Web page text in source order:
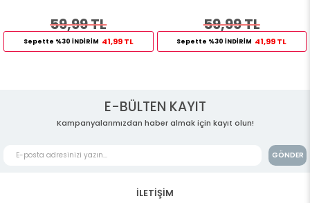
59,99 TL
Sepette %30 İNDİRİM 41,99 TL
59,99 TL
Sepette %30 İNDİRİM 41,99 TL
E-BÜLTEN KAYIT
Kampanyalarımızdan haber almak için kayıt olun!
GÖNDER
İLETİŞİM